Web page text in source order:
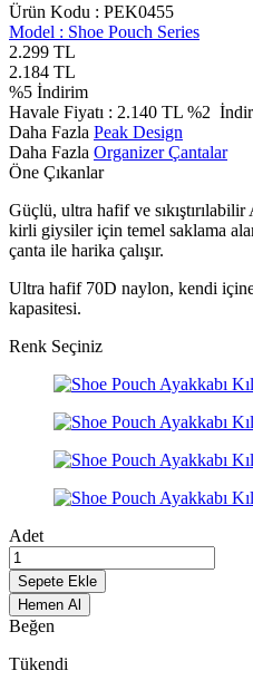
Ürün Kodu : PEK0455
Model : Shoe Pouch Series
2.299 TL
2.184 TL
%5 İndirim
Havale Fiyatı : 2.140 TL %2
Daha Fazla Peak Design
Daha Fazla Organizer Çantalar
Öne Çıkanlar
Güçlü, ultra hafif ve sıkıştırılabilir
kirli giysiler için temel saklama
çanta ile harika çalışır.
Ultra hafif 70D naylon, kendi
kapasitesi.
Renk Seçiniz
Adet
Sepete Ekle
Hemen Al
Beğen
Tükendi